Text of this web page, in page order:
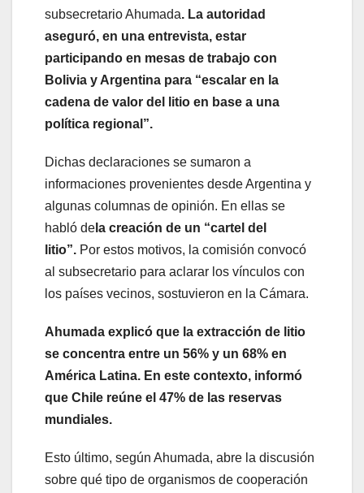
subsecretario Ahumada. La autoridad
aseguró, en una entrevista, estar
participando en mesas de trabajo con
Bolivia y Argentina para “escalar en la
cadena de valor del litio en base a una
política regional”.
Dichas declaraciones se sumaron a
informaciones provenientes desde Argentina y
algunas columnas de opinión. En ellas se
habló de la creación de un “cartel del
litio”. Por estos motivos, la comisión convocó
al subsecretario para aclarar los vínculos con
los países vecinos, sostuvieron en la Cámara.
Ahumada explicó que la extracción de litio
se concentra entre un 56% y un 68% en
América Latina. En este contexto, informó
que Chile reúne el 47% de las reservas
mundiales.
Esto último, según Ahumada, abre la discusión
sobre qué tipo de organismos de cooperación